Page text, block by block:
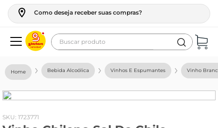
Como deseja receber suas compras?
Buscar produto
Bebida Alcoólica Vinhos E Espumantes Vinho
: 1723771
geladeira
fogao